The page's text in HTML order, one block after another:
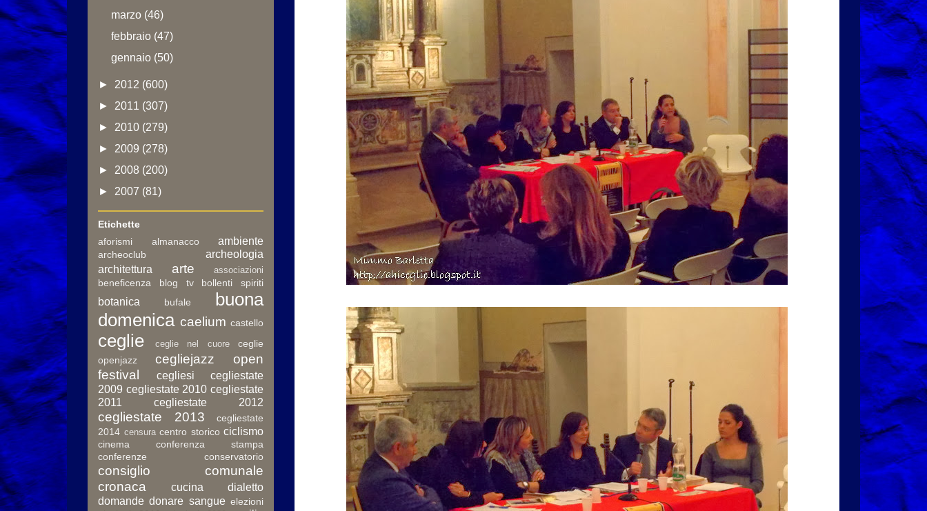
marzo (46)
febbraio (47)
gennaio (50)
► 2012 (600)
► 2011 (307)
► 2010 (279)
► 2009 (278)
► 2008 (200)
► 2007 (81)
Etichette
aforismi
almanacco ambiente
archeoclub
archeologia
architettura
arte associazioni
beneficenza blog tv bollenti spiriti
botanica bufale
buona
domenica caelium castello
ceglie ceglie nel cuore
ceglie
openjazz
cegliejazz open
festival
cegliesi
cegliestate
2009 cegliestate 2010 cegliestate
2011
cegliestate 2012
cegliestate 2013
cegliestate
2014 censura centro storico ciclismo
cinema
conferenza stampa
conferenze
conservatorio
consiglio comunale
cronaca
cucina
dialetto
domande donare sangue elezioni